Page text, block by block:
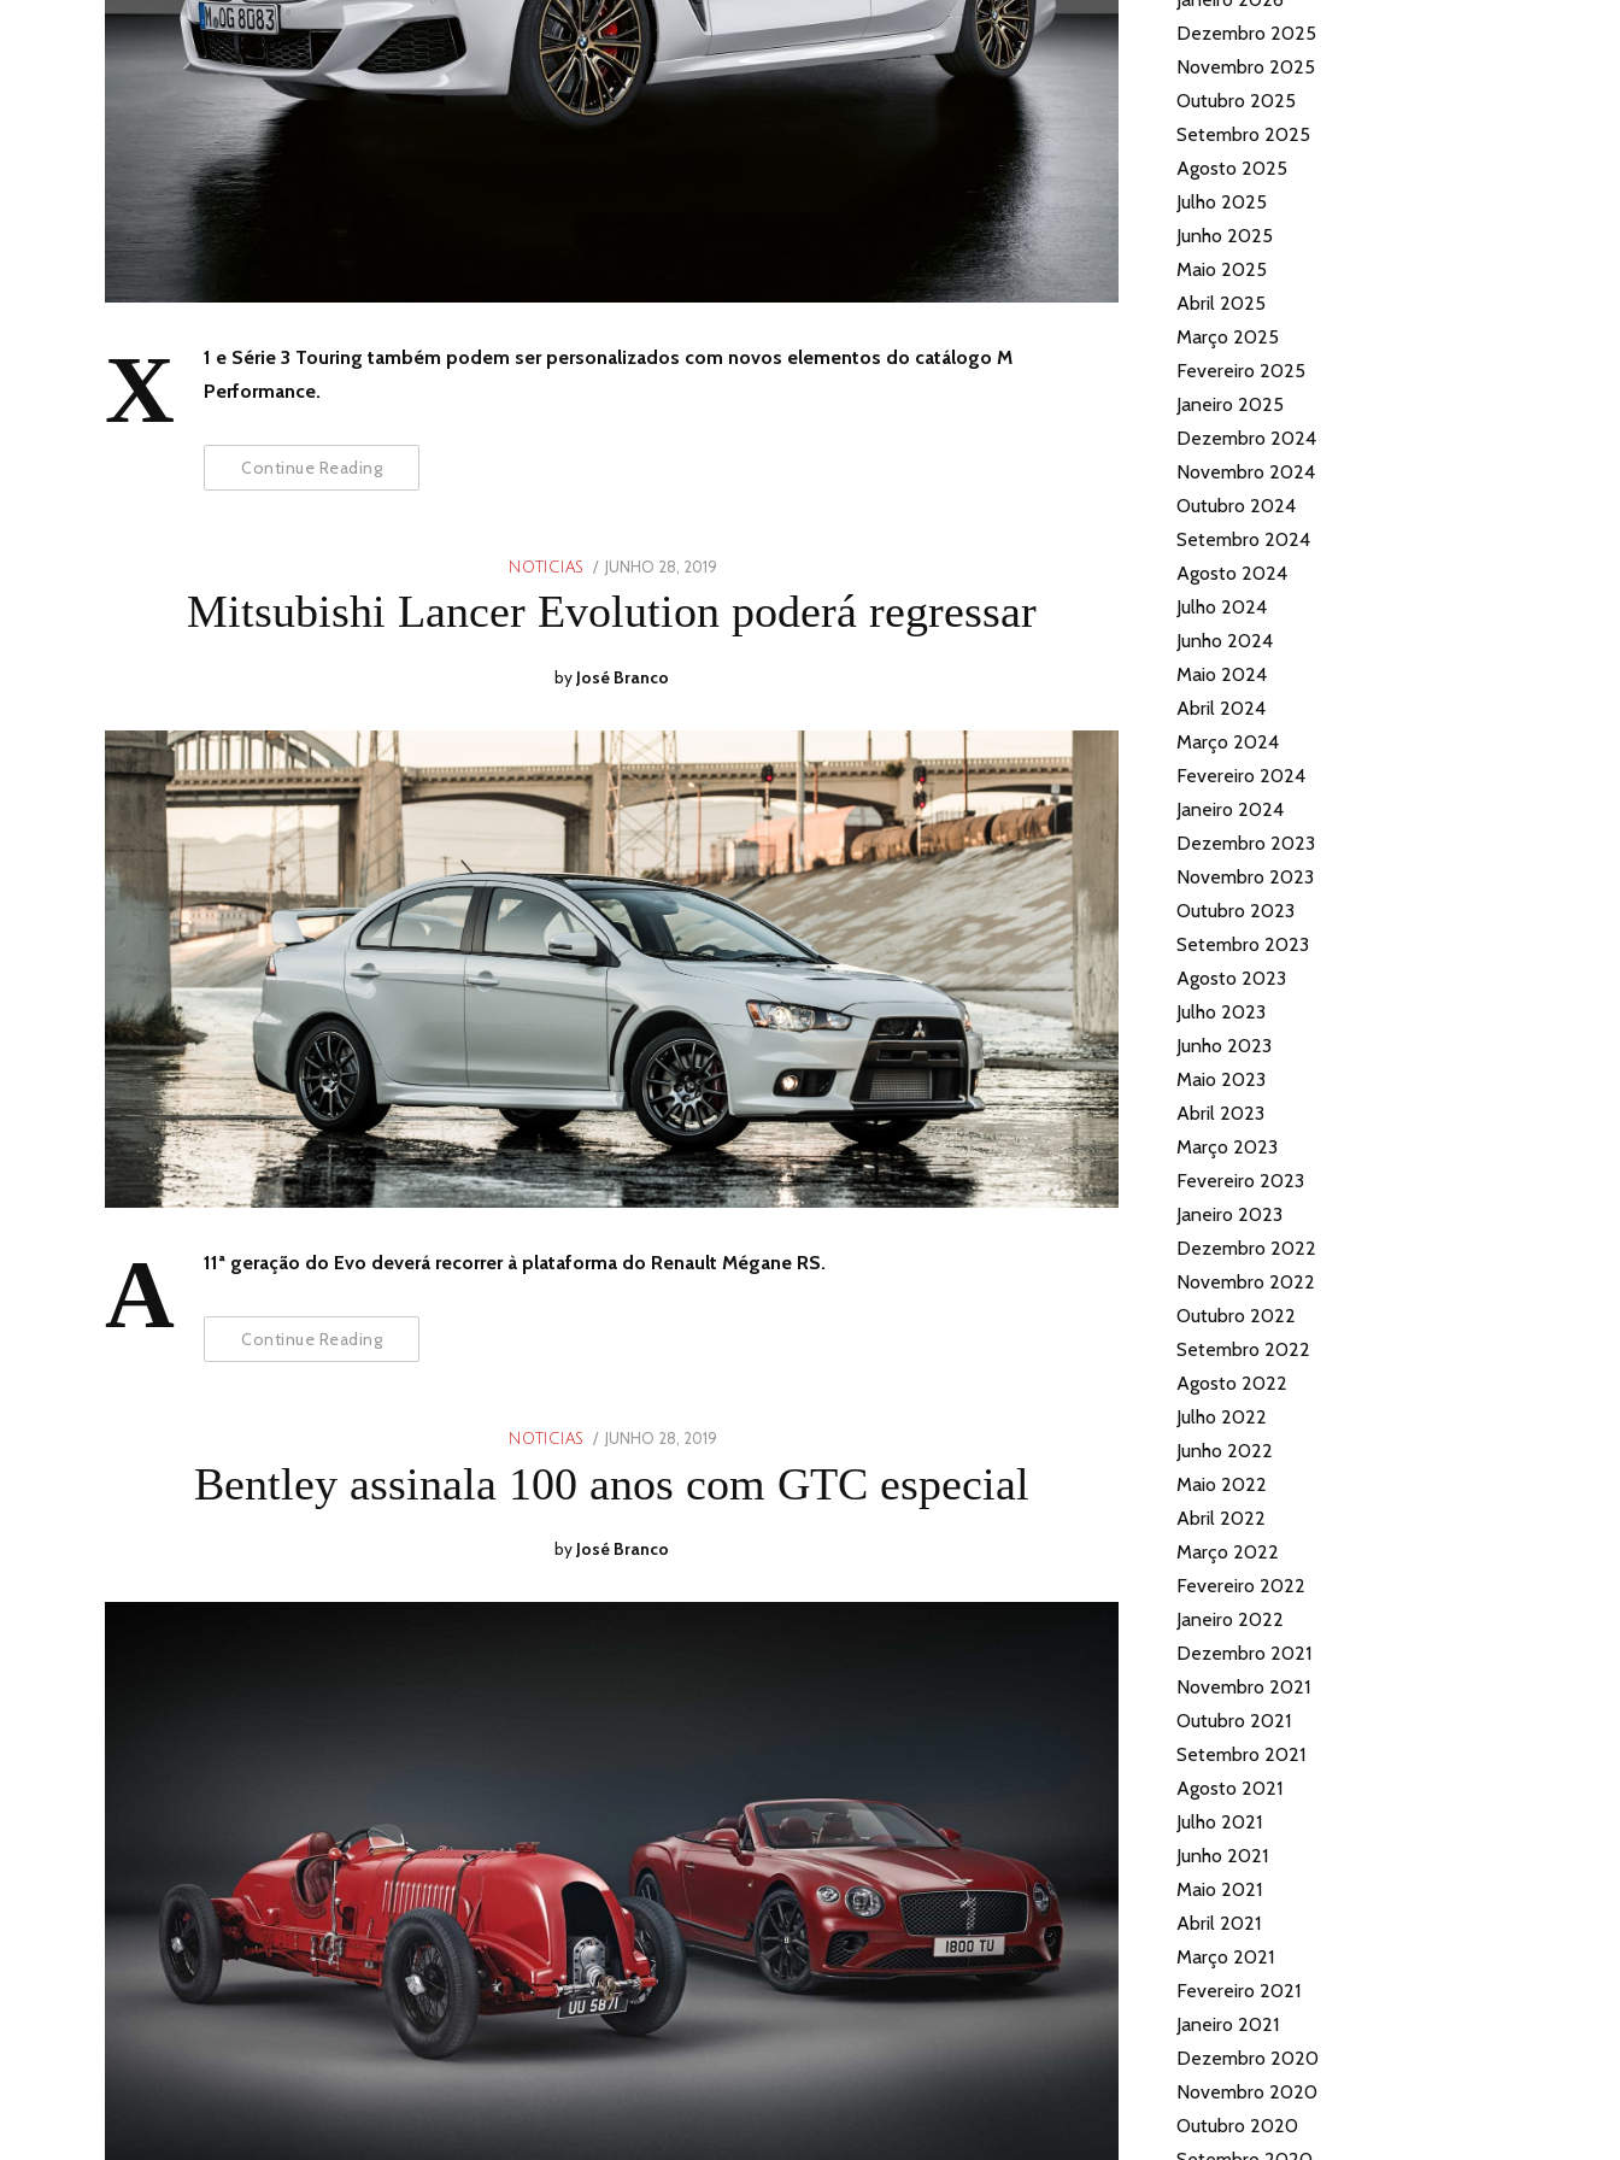
X
1 e Série 3 Touring também podem ser personalizados com novos elementos do catálogo M
Performance.
Continue Reading
NOTICIAS
POSTED
ON
JUNHO 28, 2019
Mitsubishi Lancer Evolution poderá regressar
by José Branco
A 11ª geração do Evo deverá recorrer à plataforma do Renault Mégane RS.
Continue Reading
NOTICIAS
POSTED
JUNHO 28, 2019
2019
Bentley assinala 100 anos com GTC especial
by José Branco
Dezembro 2025
Novembro 2025
Outubro 2025
Setembro 2025
Agosto 2025
Julho 2025
Junho 2025
Maio 2025
Abril 2025
Março 2025
Fevereiro 2025
Janeiro 2025
Dezembro 2024
Novembro 2024
Outubro 2024
Setembro 2024
Agosto 2024
Julho 2024
Junho 2024
Maio 2024
Abril 2024
Março 2024
Fevereiro 2024
Janeiro 2024
Dezembro 2023
Novembro 2023
Outubro 2023
Setembro 2023
Agosto 2023
Julho 2023
Junho 2023
Maio 2023
Abril 2023
Março 2023
Fevereiro 2023
Janeiro 2023
Dezembro 2022
Novembro 2022
Outubro 2022
Setembro 2022
Agosto 2022
Julho 2022
Junho 2022
Maio 2022
Abril 2022
Março 2022
Fevereiro 2022
Janeiro 2022
Dezembro 2021
Novembro 2021
Outubro 2021
Setembro 2021
Agosto 2021
Julho 2021
Junho 2021
Maio 2021
Abril 2021
Março 2021
Fevereiro 2021
Janeiro 2021
Dezembro 2020
Novembro 2020
Outubro 2020